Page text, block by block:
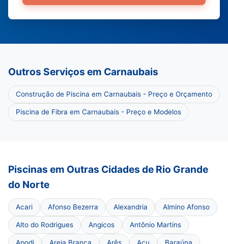
Outros Serviços em Carnaubais
Construção de Piscina em Carnaubais - Preço e Orçamento
Piscina de Fibra em Carnaubais - Preço e Modelos
Piscinas em Outras Cidades de Rio Grande
do Norte
Acari Afonso Bezerra Alexandria Almino Afonso
Alto do Rodrigues Angicos Antônio Martins